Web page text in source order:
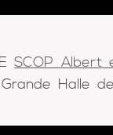
SCOP Albert
Halle